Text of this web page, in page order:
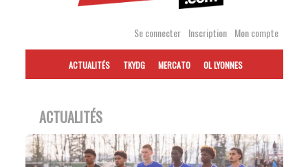
Se connecter Inscription Mon compte
ACTUALITÉS TKYDG MERCATO OL LYONNES
ACTUALITÉS